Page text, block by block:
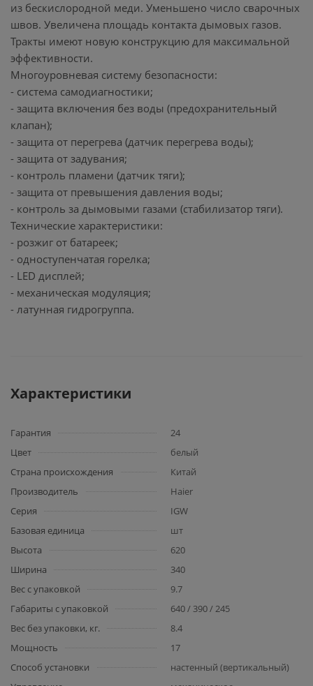
из бескислородной меди. Уменьшено число сварочных
швов. Увеличена площадь контакта дымовых газов.
Тракты имеют новую конструкцию для максимальной
эффективности.
Многоуровневая систему безопасности:
- система самодиагностики;
- защита включения без воды (предохранительный
клапан);
- защита от перегрева (датчик перегрева воды);
- защита от задувания;
- контроль пламени (датчик тяги);
- защита от превышения давления воды;
- контроль за дымовыми газами (стабилизатор тяги).
Технические характеристики:
- розжиг от батареек;
- одноступенчатая горелка;
- LED дисплей;
- механическая модуляция;
- латунная гидрогруппа.
Характеристики
Гарантия
24
Цвет
белый
Страна происхождения
Китай
Производитель
Haier
Серия
IGW
Базовая единица
шт
Высота
620
Ширина
340
Вес с упаковкой
9.7
Габариты с упаковкой
640 / 390 / 245
Вес без упаковки, кг.
8.4
Мощность
17
Способ установки
настенный (вертикальный)